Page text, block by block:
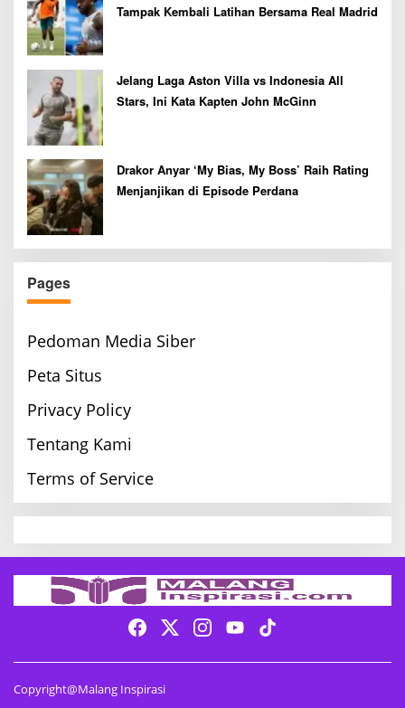
Tampak Kembali Latihan Bersama Real Madrid
Jelang Laga Aston Villa vs Indonesia All
Stars, Ini Kata Kapten John McGinn
Drakor Anyar ‘My Bias, My Boss’ Raih Rating
Menjanjikan di Episode Perdana
Pages
Pedoman Media Siber
Peta Situs
Privacy Policy
Tentang Kami
Terms of Service
Copyright@Malang Inspirasi